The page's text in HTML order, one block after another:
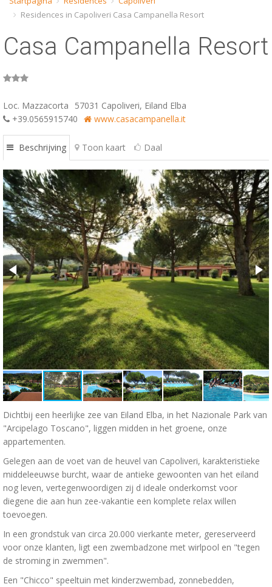
ESP
SLO
Residences in Capoliveri Casa Campanella Resort
Casa Campanella Resort
Loc. Mazzacorta
57031 Capoliveri, Eiland Elba
+39.0565915740
www.casacampanella.it
Beschrijving Toon kaart Daal
Dichtbij een heerlijke zee van Eiland Elba, in het Nazionale Park van
"Arcipelago Toscano", liggen midden in het groene, onze
appartementen.
Gelegen aan de voet van de heuvel van Capoliveri, karakteristieke
middeleeuwse burcht, waar de antieke gewoonten van het eiland
nog leven, vertegenwoordigen zij d ideale onderkomst voor
diegene die aan hun zee-vakantie een komplete relax willen
toevoegen.
In een grondstuk van circa 20.000 vierkante meter, gereserveerd
voor onze klanten, ligt een zwembadzone met wirlpool en "tegen
de stroming in zwemmen".
Een "Chicco" speeltuin met kinderzwembad, zonnebedden,